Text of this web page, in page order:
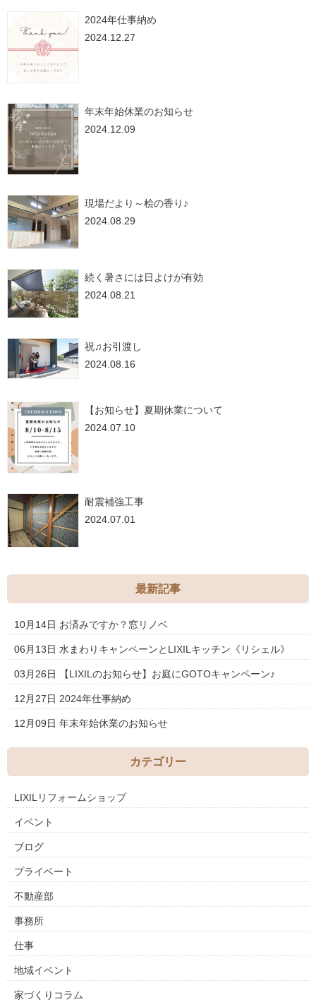
2024年仕事納め
2024.12.27
年末年始休業のお知らせ
2024.12.09
現場だより～桧の香り♪
2024.08.29
続く暑さには日よけが有効
2024.08.21
祝♫お引渡し
2024.08.16
【お知らせ】夏期休業について
2024.07.10
耐震補強工事
2024.07.01
最新記事
10月14日 お済みですか？窓リノベ
06月13日 水まわりキャンペーンとLIXILキッチン《リシェル》
03月26日 【LIXILのお知らせ】お庭にGOTOキャンペーン♪
12月27日 2024年仕事納め
12月09日 年末年始休業のお知らせ
カテゴリー
LIXILリフォームショップ
イベント
ブログ
プライベート
不動産部
事務所
仕事
地域イベント
家づくりコラム